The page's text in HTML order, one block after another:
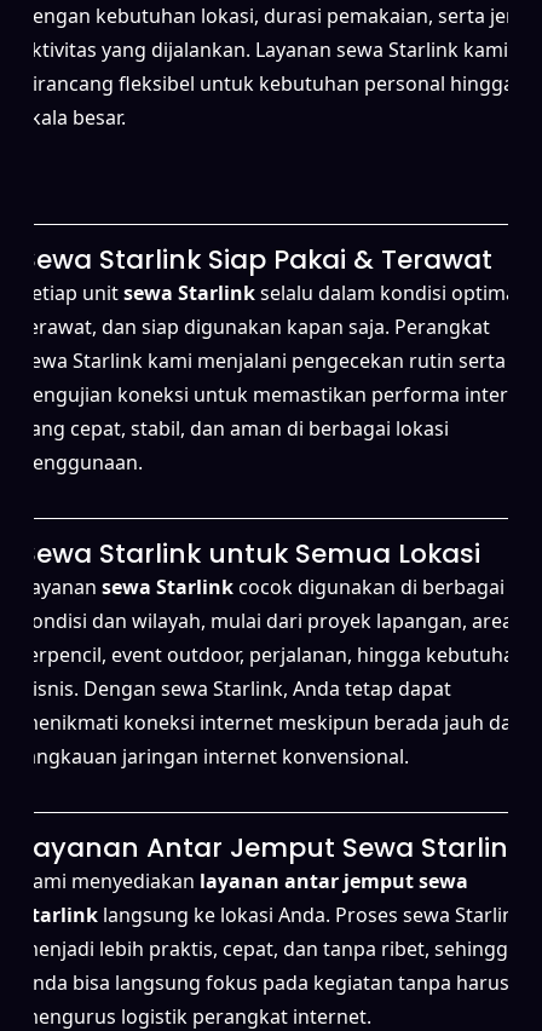
dengan kebutuhan lokasi, durasi pemakaian, serta jenis
aktivitas yang dijalankan. Layanan sewa Starlink kami
dirancang fleksibel untuk kebutuhan personal hingga
skala besar.
Sewa Starlink Siap Pakai & Terawat
Setiap unitsewa Starlinkselalu dalam kondisi optimal,
terawat, dan siap digunakan kapan saja. Perangkat
sewa Starlink kami menjalani pengecekan rutin serta
pengujian koneksi untuk memastikan performa internet
yang cepat, stabil, dan aman di berbagai lokasi
penggunaan.
Sewa Starlink untuk Semua Lokasi
Layanansewa Starlinkcocok digunakan di berbagai
kondisi dan wilayah, mulai dari proyek lapangan, area
terpencil, event outdoor, perjalanan, hingga kebutuhan
bisnis. Dengan sewa Starlink, Anda tetap dapat
menikmati koneksi internet meskipun berada jauh dari
jangkauan jaringan internet konvensional.
Layanan Antar Jemput Sewa Starlink
Kami menyediakan layanan antar jemput sewa
Starlink langsung ke lokasi Anda. Proses sewa Starlink
menjadi lebih praktis, cepat, dan tanpa ribet, sehingga
Anda bisa langsung fokus pada kegiatan tanpa harus
mengurus logistik perangkat internet.